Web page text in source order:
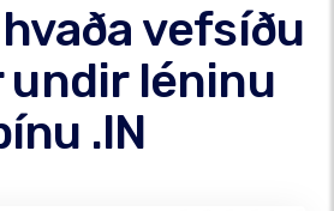
vefsíðu
undir léninu
.IN